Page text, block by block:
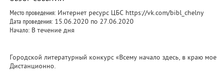
Место проведения: Интернет ресурс ЦБС https://vk.com/bibl_chelny
Дата проведения: 15.06.2020 по 27.06.2020
Начало: В течение дня
Городской литературный конкурс «Всему начало здесь, в краю
Дистанционно.